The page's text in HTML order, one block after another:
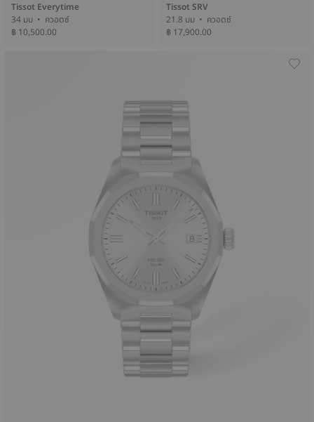
Tissot Everytime
34 มม • ควอตซ์
฿ 10,500.00
Tissot SRV
21.8 มม • ควอตซ์
฿ 17,900.00